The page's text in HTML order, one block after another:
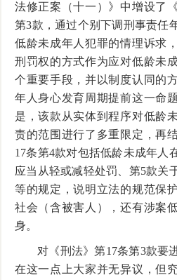
法修正案（十一）》中增设了
第3款，通过个别下调刑事责任
低龄未成年人犯罪的情理诉求
刑罚权的方式作为应对低龄未
个重要手段，并以制度认同的
年人身心发育周期提前这一命
是，该款从实体到程序对低龄
责的范围进行了多重限定，再
17条第4款对包括低龄未成年人
应当从轻或减轻处罚、第5款关
等的规定，说明立法的规范保
社会（含被害人），还有涉案
身。
对《刑法》第17条第3款要
在这一点上大家并无异议，但